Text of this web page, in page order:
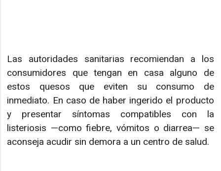
Las autoridades sanitarias recomiendan a los
consumidores que tengan en casa alguno de
estos quesos que eviten su consumo de
inmediato. En caso de haber ingerido el producto
y presentar síntomas compatibles con la
listeriosis —como fiebre, vómitos o diarrea— se
aconseja acudir sin demora a un centro de salud.